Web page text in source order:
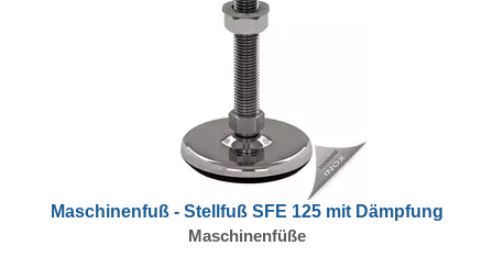
Maschinenfuß - Stellfuß SFE 125 mit Dämpfung
Maschinenfüße